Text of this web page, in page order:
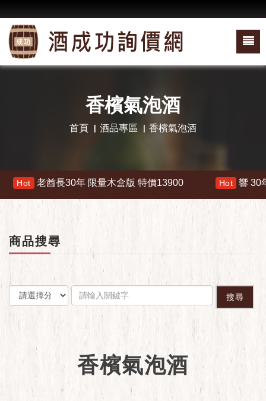
香檳氣泡酒
首頁 酒品專區 香檳氣泡酒
長30年 限量木盒版 特價13900 Hot 響 30年 特價
商品搜尋
搜尋
香檳氣泡酒